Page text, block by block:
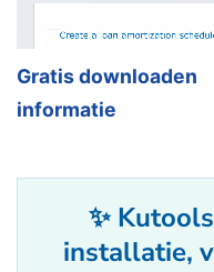
Gratis downloaden
informatie
✨
installatie,